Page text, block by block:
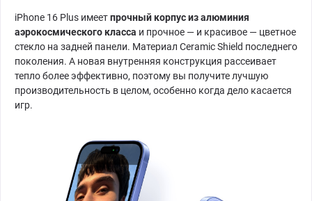
iPhone 16 Plus имеетпрочный корпус из алюминия
аэрокосмического класса и прочное — и красивое — цветное
стекло на задней панели. Материал Ceramic Shield последнего
поколения. А новая внутренняя конструкция рассеивает
тепло более эффективно, поэтому вы получите лучшую
производительность в целом, особенно когда дело касается
игр.